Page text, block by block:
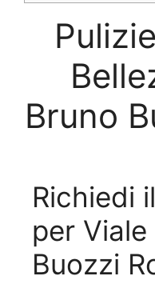
Bruno
Richiedi
per Viale
Buozzi